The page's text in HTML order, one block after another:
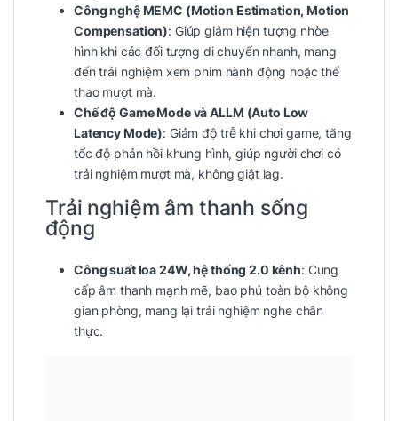
Công nghệ MEMC (Motion Estimation, Motion
Compensation): Giúp giảm hiện tượng nhòe
hình khi các đối tượng di chuyển nhanh, mang
đến trải nghiệm xem phim hành động hoặc thể
thao mượt mà.
Chế độ Game Mode và ALLM (Auto Low
Latency Mode): Giảm độ trễ khi chơi game, tăng
tốc độ phản hồi khung hình, giúp người chơi có
trải nghiệm mượt mà, không giật lag.
Trải nghiệm âm thanh sống
động
Công suất loa 24W, hệ thống 2.0 kênh: Cung
cấp âm thanh mạnh mẽ, bao phủ toàn bộ không
gian phòng, mang lại trải nghiệm nghe chân
thực.